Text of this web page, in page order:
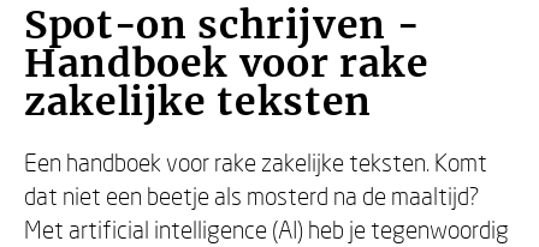
Spot-on schrijven -
Handboek voor rake
zakelijke teksten
Een handboek voor rake zakelijke teksten. Komt
dat niet een beetje als mosterd na de maaltijd?
Met artificial intelligence (AI) heb je tegenwoordig